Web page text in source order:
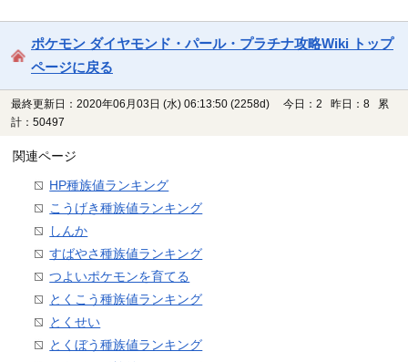
ポケモン ダイヤモンド・パール・プラチナ攻略Wiki トップ
ページに戻る
最終更新日：2020年06月03日 (水) 06:13:50 (2258d)
今日：2 昨日：8 累
計：50497
関連ページ
HP種族値ランキング
こうげき種族値ランキング
しんか
すばやさ種族値ランキング
つよいポケモンを育てる
とくこう種族値ランキング
とくせい
とくぼう種族値ランキング